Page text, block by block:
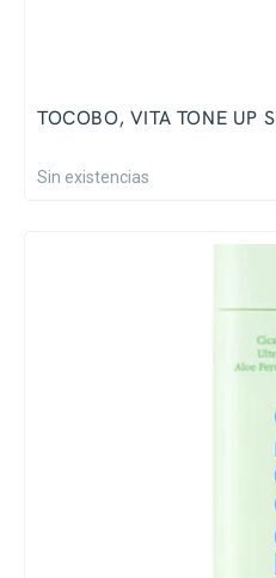
TOCOBO, VITA TONE UP
Sin existencias